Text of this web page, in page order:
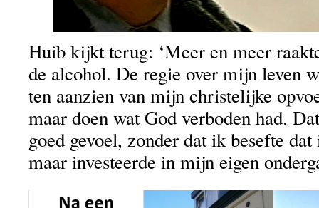
Huib kijkt terug: ‘Meer en meer
de alcohol. De regie over mijn leven
ten aanzien van mijn christelijke
maar doen wat God verboden had.
goed gevoel, zonder dat ik besefte
maar investeerde in mijn eigen